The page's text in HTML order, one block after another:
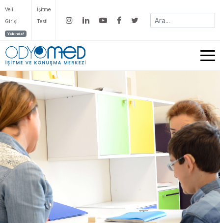
Veli
Girişi
Yakında!
İşitme
Testi